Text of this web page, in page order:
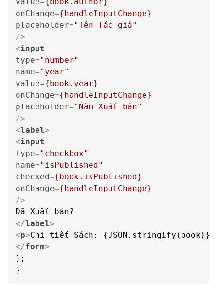
onChange={handleInputChange}
placeholder="Tên Tác giả"
/>
<input
type="number"
name="year"
value={book.year}
onChange={handleInputChange}
placeholder="Năm Xuất bản"
/>
<label>
<input
type="checkbox"
name="isPublished"
checked={book.isPublished}
onChange={handleInputChange}
/>
</label>
<p>Chi tiết Sách: {JSON.stringify(book)}
</form>
);
}